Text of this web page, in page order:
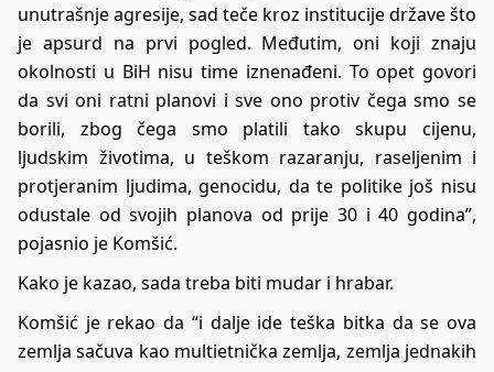
unutrašnje agresije, sad teče kroz institucije države što
je apsurd na prvi pogled. Međutim, oni koji znaju
okolnosti u BiH nisu time iznenađeni. To opet govori
da svi oni ratni planovi i sve ono protiv čega smo se
borili, zbog čega smo platili tako skupu cijenu,
ljudskim životima, u teškom razaranju, raseljenim i
protjeranim ljudima, genocidu, da te politike još nisu
odustale od svojih planova od prije 30 i 40 godina”,
pojasnio je Komšić.
Kako je kazao, sada treba biti mudar i hrabar.
Komšić je rekao da “i dalje ide teška bitka da se ova
zemlja sačuva kao multietnička zemlja, zemlja jednakih